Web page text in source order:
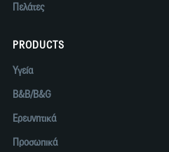
Πελάτες
PRODUCTS
Υγεία
B&B/B&G
Ερευνητικά
Προσωπικά